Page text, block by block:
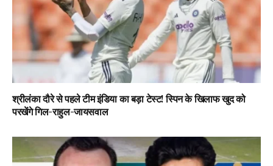
श्रीलंका दौरे से पहले टीम इंडिया का बड़ा टेस्ट! स्पिन के खिलाफ खुद को
परखेंगे गिल-राहुल-जायसवाल